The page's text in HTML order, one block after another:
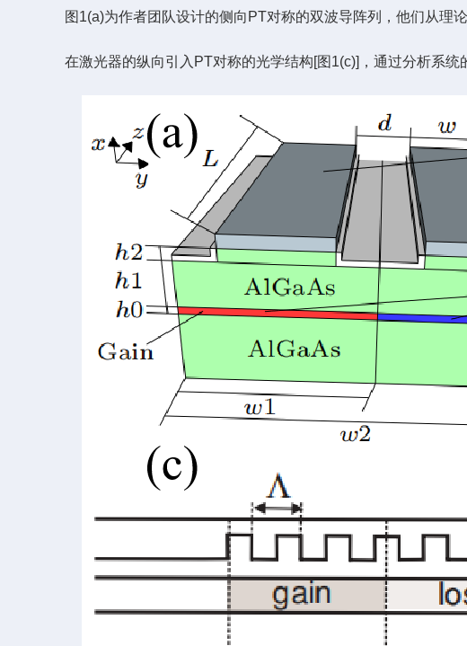
图1(a)为作者团队设计的侧向PT对称的双波导阵列，他们从理论
在激光器的纵向引入PT对称的光学结构[图1(c)]，通过分析系统